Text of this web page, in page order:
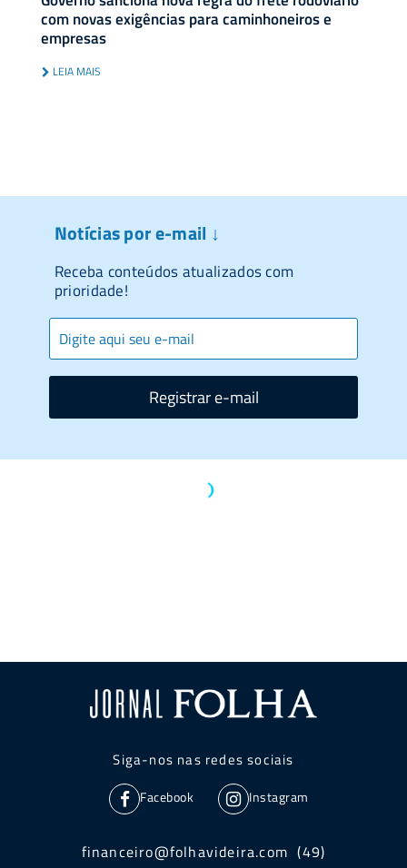
com novas exigências para caminhoneiros e
empresas
LEIA MAIS
Notícias por e-mail ↓
Receba conteúdos atualizados com
prioridade!
Registrar e-mail
Siga-nos nas redes sociais
Facebook Instagram
financeiro@folhavideira.com (49)